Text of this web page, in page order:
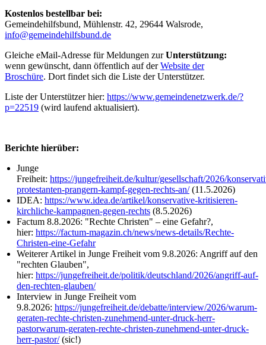
Kostenlos bestellbar bei:
Gemeindehilfsbund, Mühlenstr. 42, 29644 Walsrode,
info@gemeindehilfsbund.de
Gleiche eMail-Adresse für Meldungen zurUnterstützung:
wenn gewünscht, dann öffentlich auf derWebsite der
Broschüre. Dort findet sich die Liste der Unterstützer.
Liste der Unterstützer hier: https://www.gemeindenetzwerk.de/?
p=22519 (wird laufend aktualisiert).
Berichte hierüber:
Junge
Freiheit: https://jungefreiheit.de/kultur/gesellschaft/2026/
protestanten-prangern-kampf-gegen-rechts-an/(11.5.2026)
IDEA: https://www.idea.de/artikel/konservative-kritisieren-
kirchliche-kampagnen-gegen-rechts (8.5.2026)
Factum 8.8.2026: "Rechte Christen" – eine Gefahr?,
hier: https://factum-magazin.ch/news/news-details/Rechte-
Christen-eine-Gefahr
Weiterer Artikel in Junge Freiheit vom 9.8.2026: Angriff auf den
"rechten Glauben",
hier: https://jungefreiheit.de/politik/deutschland/2026/angriff-auf-
den-rechten-glauben/
Interview in Junge Freiheit vom
9.8.2026: https://jungefreiheit.de/debatte/interview/2026/warum-
geraten-rechte-christen-zunehmend-unter-druck-herr-
pastorwarum-geraten-rechte-christen-zunehmend-unter-druck-
herr-pastor/(sic!)